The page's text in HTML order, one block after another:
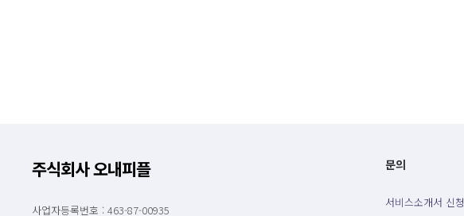
주식회사 오내피플
사업자등록번호 : 463-87-00935
문의
서비스소개서 신청